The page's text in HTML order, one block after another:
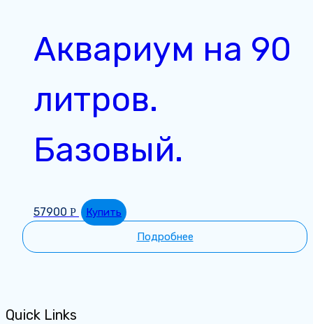
Аквариум на 90
литров.
Базовый.
57900 Р
Купить
Подробнее
Quick Links